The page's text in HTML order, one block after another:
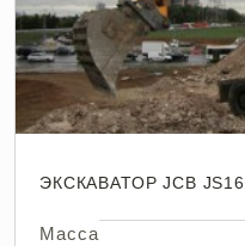
ЭКСКАВАТОР JCB
Масса